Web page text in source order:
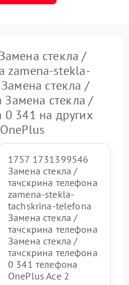
стекла /
zamena-stekla-
стекла /
Замена стекла /
0 341 на других
1757 1731399546
Замена стекла /
тачскрина телефона
zamena-stekla-
tachskrina-telefona
Замена стекла /
тачскрина телефона
Замена стекла /
тачскрина телефона
0 341 телефона
OnePlus Ace 2